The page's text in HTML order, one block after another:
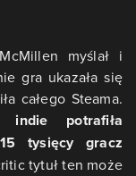
myślał i
gra ukazała się
całego Steama.
indie potrafiła
tysięcy gracz
tytuł ten może